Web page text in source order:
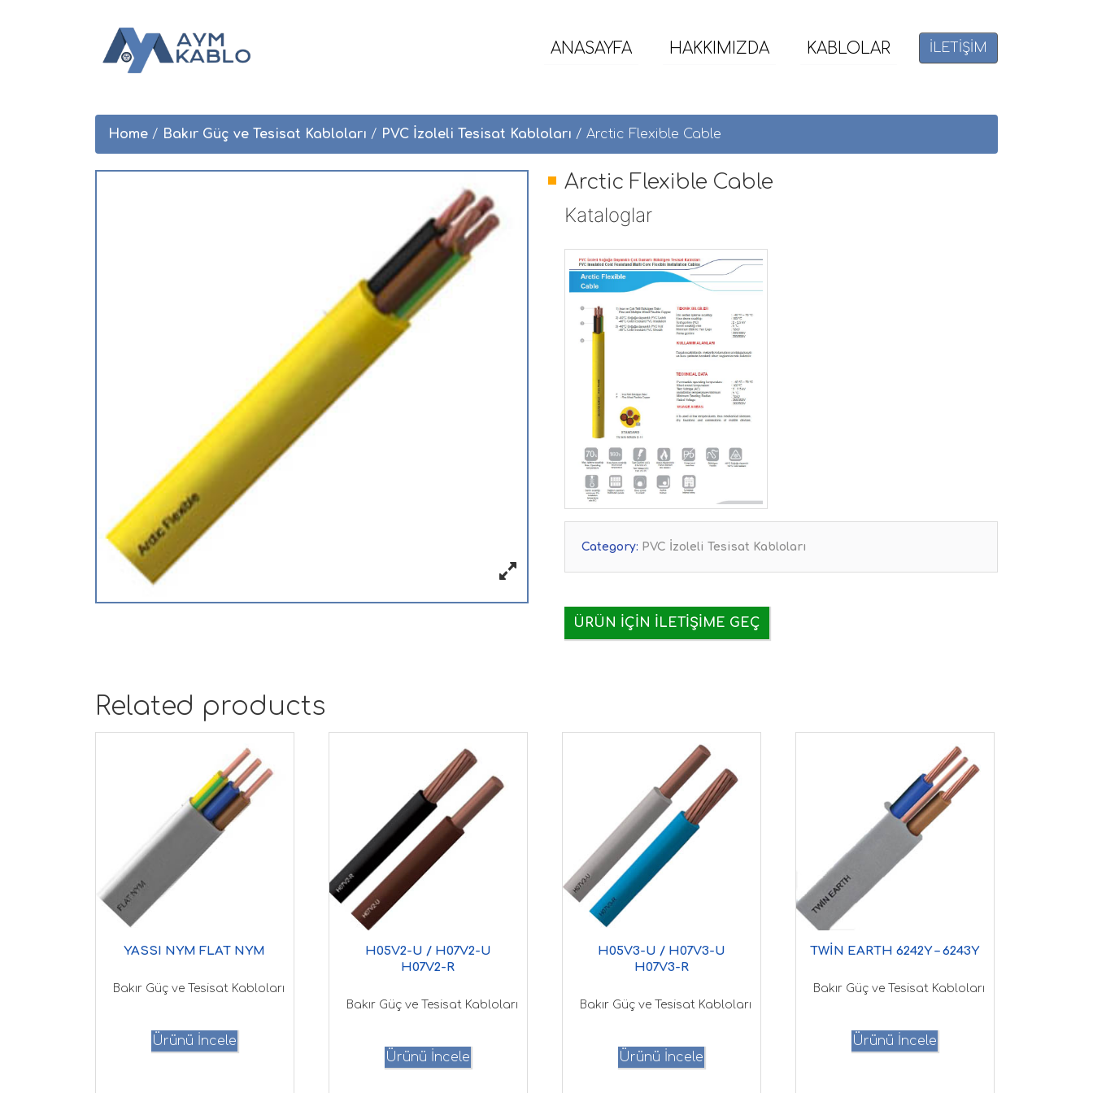
ANASAYFA HAKKIMIZDA KABLOLAR İLETİŞİM
Home / Bakır Güç ve Tesisat Kabloları / PVC İzoleli Tesisat Kabloları / Arctic Flexible Cable
Arctic Flexible Cable
Kataloglar
Category: PVC İzoleli Tesisat Kabloları
ÜRÜN IÇIN İLETIŞIME GEÇ
Related products
YASSI NYM FLAT NYM
Bakır Güç ve Tesisat Kabloları
Ürünü İncele
H05V2-U / H07V2-U
H07V2-R
Bakır Güç ve Tesisat Kabloları
Ürünü İncele
H05V3-U / H07V3-U
H07V3-R
Bakır Güç ve Tesisat Kabloları
Ürünü İncele
TWİN EARTH 6242Y – 6243Y
Bakır Güç ve Tesisat Kabloları
Ürünü İncele